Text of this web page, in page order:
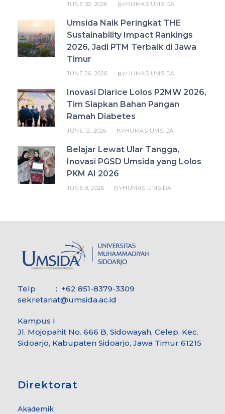
JUNE 30, 2026 BYHUMAS UMSIDA
Umsida Naik Peringkat THE
Sustainability Impact Rankings
2026, Jadi PTM Terbaik di Jawa
Timur
JUNE 26, 2026 BYHUMAS UMSIDA
Inovasi Diarice Lolos P2MW 2026,
Tim Siapkan Bahan Pangan
Ramah Diabetes
JUNE 12, 2026 BYHUMAS UMSIDA
Belajar Lewat Ular Tangga,
Inovasi PGSD Umsida yang Lolos
PKM AI 2026
JUNE 9, 2026 BYHUMAS UMSIDA
Telp : +62 851-8379-3309
sekretariat@umsida.ac.id
Kampus I
Jl. Mojopahit No. 666 B, Sidowayah, Celep, Kec.
Sidoarjo, Kabupaten Sidoarjo, Jawa Timur 61215
Direktorat
Akademik